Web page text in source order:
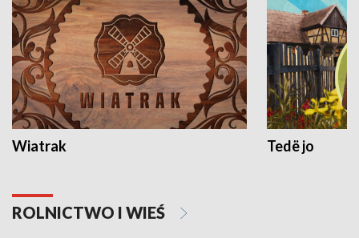
Wiatrak Tedë jo
ROLNICTWO I WIEŚ